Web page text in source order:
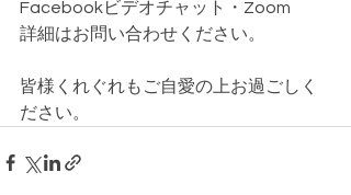
Facebookビデオチャット・Zoom
詳細はお問い合わせください。
皆様くれぐれもご自愛の上お過ごしく
ださい。